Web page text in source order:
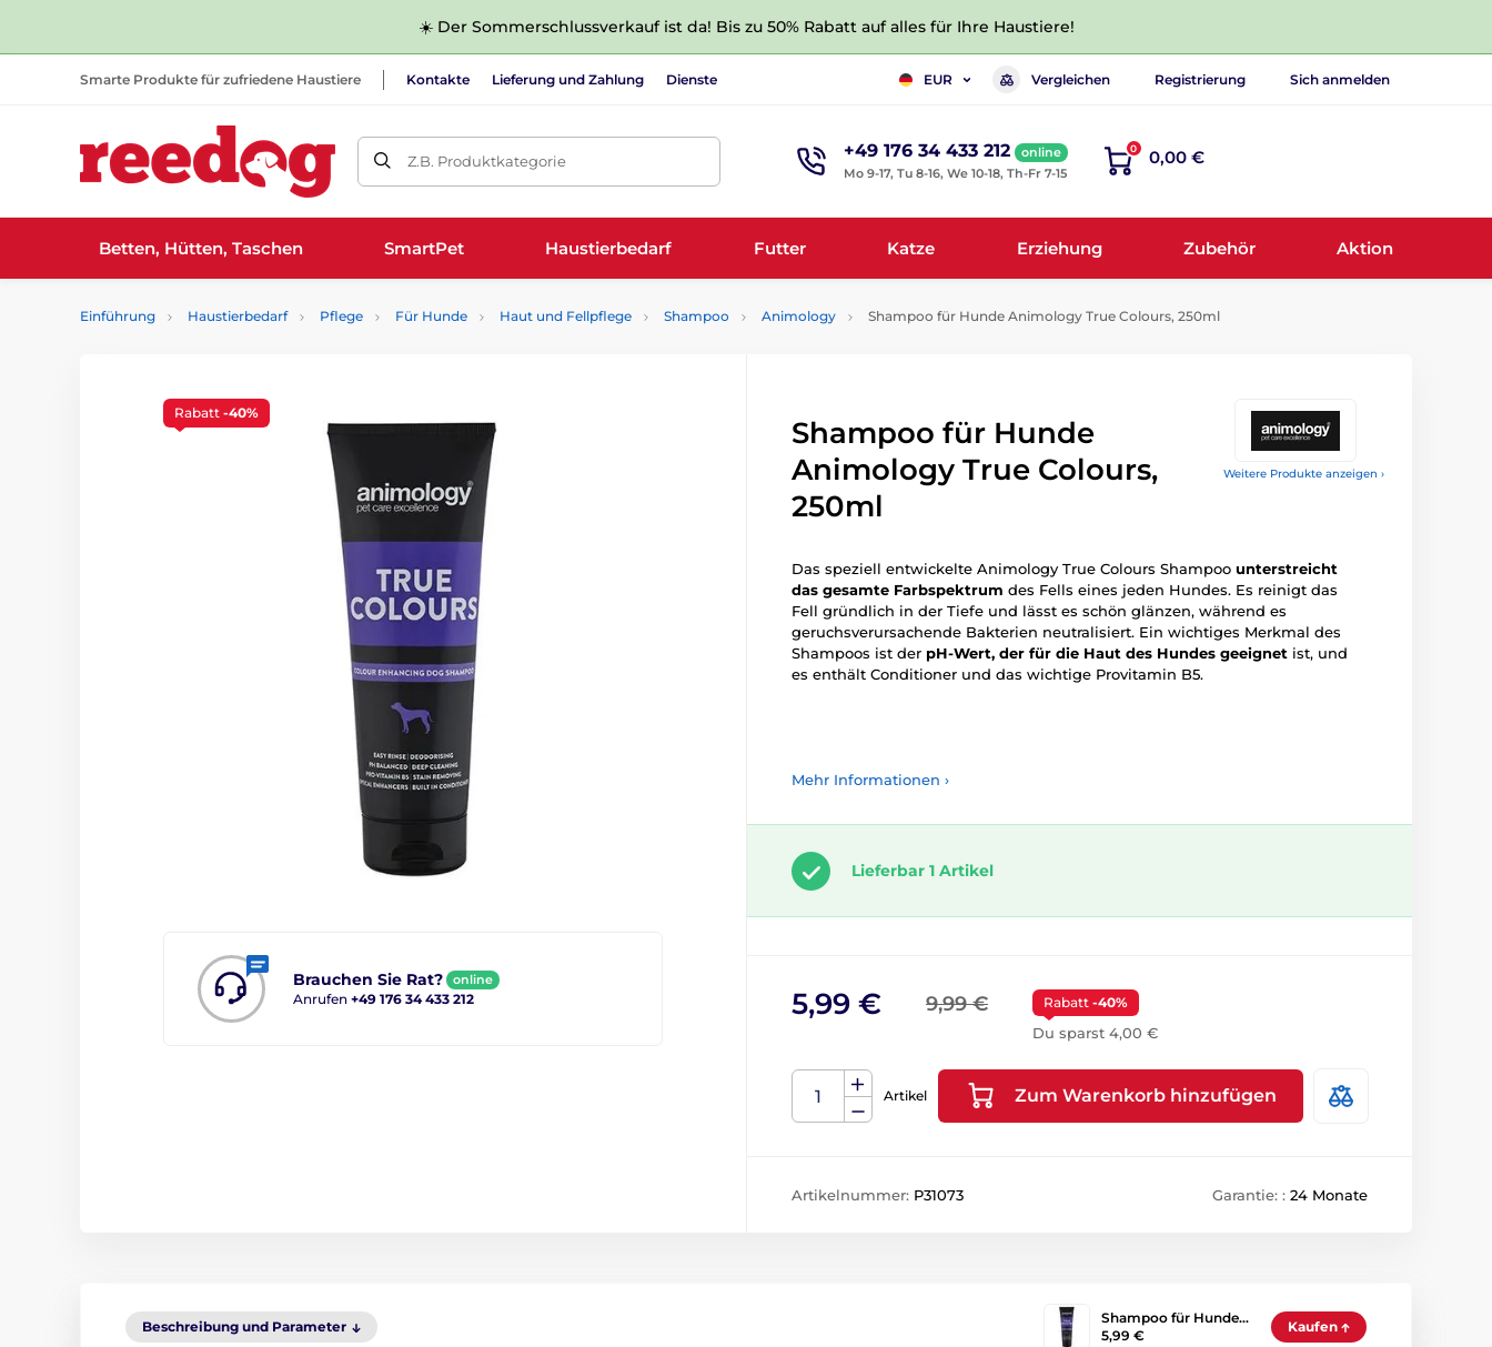
☀️ Der Sommerschlussverkauf ist da! Bis zu 50% Rabatt auf alles für Ihre Haustiere!
Smarte Produkte für zufriedene Haustiere Kontakte Lieferung und Zahlung Dienste EUR Vergleichen Registrierung Sich anmelden
Z.B. Produktkategorie +49 176 34 433 212
online
Mo 9-17, Tu 8-16, We 10-18, Th-Fr 7-15
0 0,00 €
Betten, Hütten, Taschen SmartPet Haustierbedarf Futter Katze Erziehung Zubehör Aktion
Einführung Haustierbedarf Pflege Für Hunde Haut und Fellpflege Shampoo Animology Shampoo für Hunde Animology True Colours, 250ml
Weitere Produkte anzeigen ›
Brauchen Sie Rat? online
Anrufen +49 176 34 433 212
Rabatt -40%
Shampoo für Hunde
Animology True Colours,
250ml
Das speziell entwickelte Animology True Colours Shampoo unterstreicht
das gesamte Farbspektrum des Fells eines jeden Hundes. Es reinigt das
Fell gründlich in der Tiefe und lässt es schön glänzen, während es
geruchsverursachende Bakterien neutralisiert. Ein wichtiges Merkmal des
Shampoos ist der pH-Wert, der für die Haut des Hundes geeignet ist, und
es enthält Conditioner und das wichtige Provitamin B5.
Mehr Informationen ›
Lieferbar 1 Artikel
9,99 €
5,99 € Rabatt -40%
Du sparst 4,00 €
Artikel Zum Warenkorb hinzufügen
Artikelnummer: P31073 Garantie: : 24 Monate
Beschreibung und Parameter
Shampoo für Hunde…
5,99 €
Kaufen